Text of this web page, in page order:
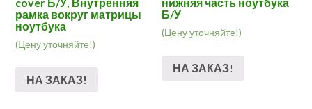
рамка вокруг матрицы
ноутбука
(Цену уточняйте!)
НА ЗАКАЗ!
Б/У
(Цену уточняйте!)
НА ЗАКАЗ!